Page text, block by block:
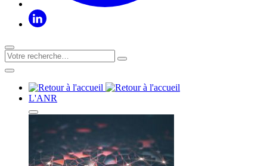
L'ANR